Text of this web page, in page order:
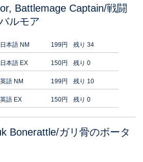
Battlemage Captain/戦闘
ルモア
日本語 NM 199円 残り 34
日本語 EX 150円 残り 0
英語 NM 199円 残り 10
英語 EX 150円 残り 0
Bonerattle/ガリ骨のボータ